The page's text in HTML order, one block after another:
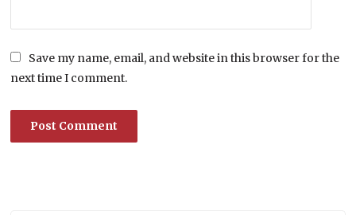
Save my name, email, and website in this browser for the
next time I comment.